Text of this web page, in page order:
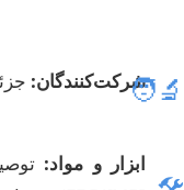
🧑‍🔬شرکت‌کنندگان:
ابزار و مواد: